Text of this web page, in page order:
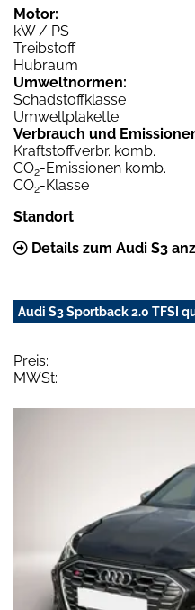
Motor:
kW / PS
Treibstoff
Hubraum
Umweltnormen:
Schadstoffklasse
Umweltplakette
Verbrauch und
Kraftstoffverbr. komb.
CO2-Emissionen komb.
CO2-Klasse
Standort
Details zum Audi S3
Audi S3 Sportback 2.0 TFSI
Preis:
MWSt: